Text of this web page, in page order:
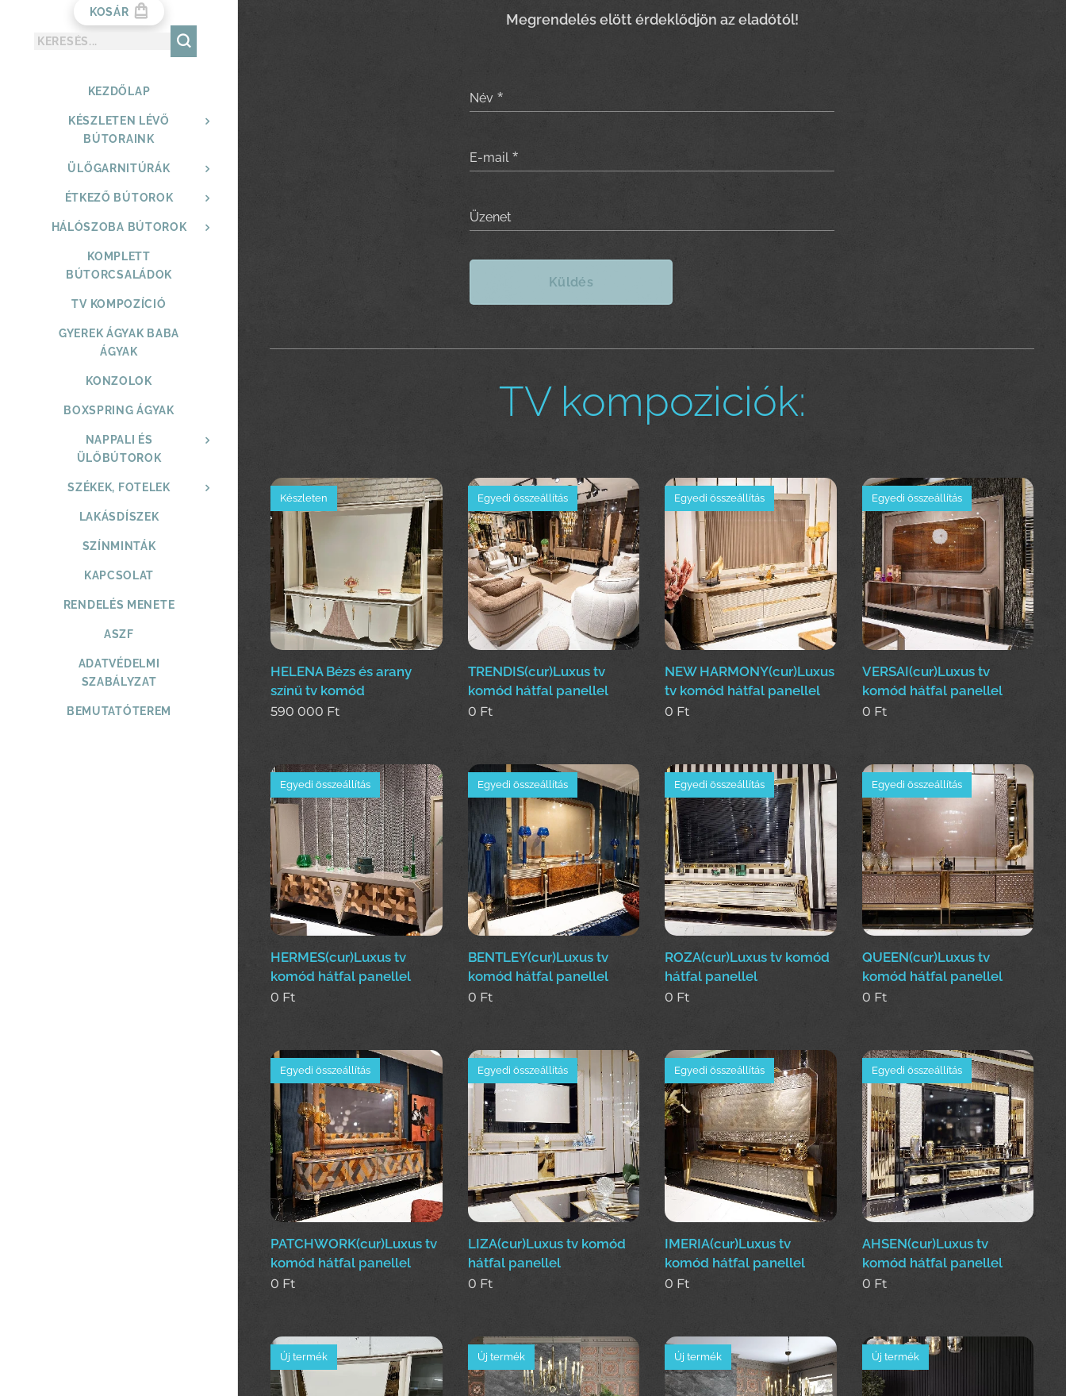
KOSÁR
KEZDŐLAP
KÉSZLETEN LÉVŐ
BÚTORAINK
ÜLŐGARNITÚRÁK
ÉTKEZŐ BÚTOROK
HÁLÓSZOBA BÚTOROK
KOMPLETT
BÚTORCSALÁDOK
TV KOMPOZÍCIÓ
GYEREK ÁGYAK BABA
ÁGYAK
KONZOLOK
BOXSPRING ÁGYAK
NAPPALI ÉS
ÜLŐBÚTOROK
SZÉKEK, FOTELEK
LAKÁSDÍSZEK
SZÍNMINTÁK
KAPCSOLAT
RENDELÉS MENETE
ASZF
ADATVÉDELMI
SZABÁLYZAT
BEMUTATÓTEREM
Megrendelés elött érdeklődjön az eladótól!
Név
E-mail
Üzenet
Küldés
TV kompoziciók:
HELENA Bézs és arany
színű tv komód
Készleten
590 000 Ft
TRENDIS(cur)Luxus tv
komód hátfal panellel
Egyedi összeállítás
0 Ft
NEW HARMONY(cur)Luxus
tv komód hátfal panellel
Egyedi összeállítás
0 Ft
VERSAI(cur)Luxus tv
komód hátfal panellel
Egyedi összeállítás
0 Ft
HERMES(cur)Luxus tv
komód hátfal panellel
Egyedi összeállítás
0 Ft
BENTLEY(cur)Luxus tv
komód hátfal panellel
Egyedi összeállítás
0 Ft
ROZA(cur)Luxus tv komód
hátfal panellel
Egyedi összeállítás
0 Ft
QUEEN(cur)Luxus tv
komód hátfal panellel
Egyedi összeállítás
0 Ft
PATCHWORK(cur)Luxus tv
komód hátfal panellel
Egyedi összeállítás
0 Ft
LIZA(cur)Luxus tv komód
hátfal panellel
Egyedi összeállítás
0 Ft
IMERIA(cur)Luxus tv
komód hátfal panellel
Egyedi összeállítás
0 Ft
AHSEN(cur)Luxus tv
komód hátfal panellel
Egyedi összeállítás
0 Ft
Új termék Új termék Új termék Új termék